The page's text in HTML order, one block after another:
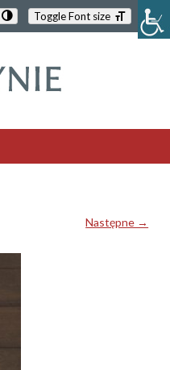
Toggle Font size
Następne →